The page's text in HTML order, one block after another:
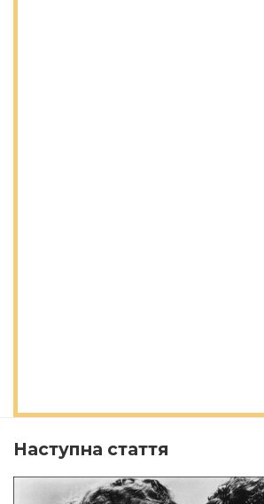
Наступна стаття